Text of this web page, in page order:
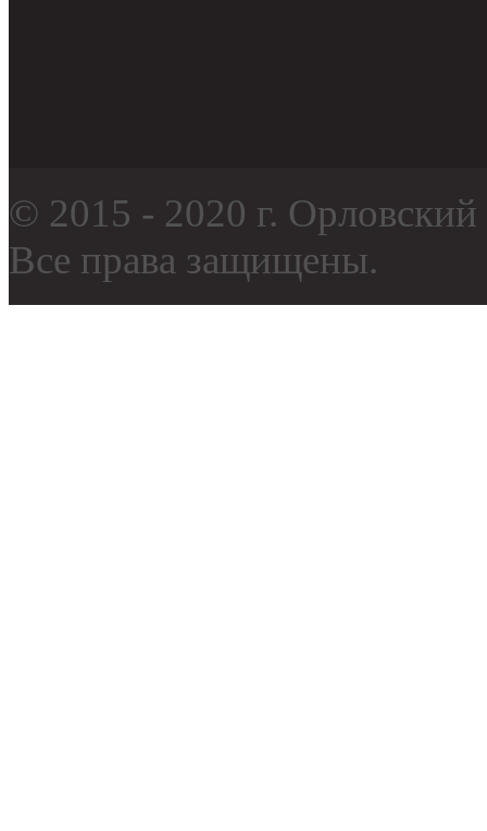
© 2015 - 2020 г. Орловский
Все права защищены.